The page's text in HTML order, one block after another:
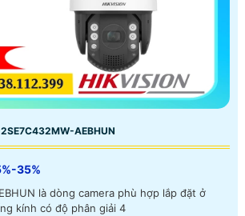
AEBHUN
35%
là dòng camera phù hợp lắp đặt ở
kính có độ phân giải 4